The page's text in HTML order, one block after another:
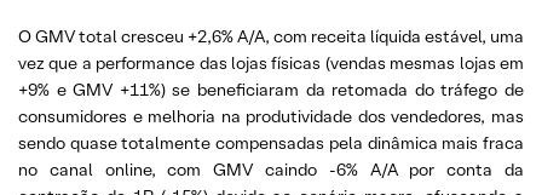
O GMV total cresceu +2,6% A/A, com receita líquida estável, uma
vez que a performance das lojas físicas (vendas mesmas lojas em
+9% e GMV +11%) se beneficiaram da retomada do tráfego de
consumidores e melhoria na produtividade dos vendedores, mas
sendo quase totalmente compensadas pela dinâmica mais fraca
no canal online, com GMV caindo -6% A/A por conta da